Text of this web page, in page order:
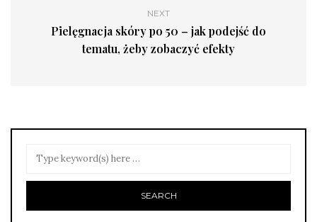
NEXT
Pielęgnacja skóry po 50 – jak podejść do
tematu, żeby zobaczyć efekty